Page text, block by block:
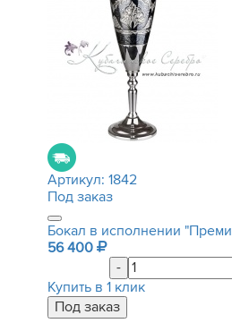
Артикул: 1842
Под заказ
Бокал в исполнении
56 400
-
Купить в 1 клик